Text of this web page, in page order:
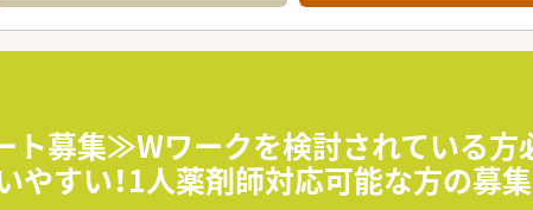
い方
たい方
ト募集≫Wワークを検討されている
すい！1人薬剤師対応可能な方の募